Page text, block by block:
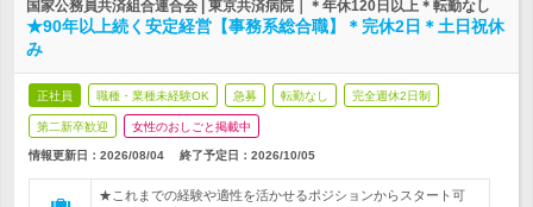
国家公務員共済組合連合会 | 東京共済病院｜＊年休120日以上＊転勤なし
★90年以上続く安定経営【事務系総合職】＊完休2日＊土日祝休
み
正社員 職種・業種未経験OK 急募 転勤なし 完全週休2日制
第二新卒歓迎 女性のおしごと掲載中
情報更新日：2026/08/04 終了予定日： 2026/10/05
★これまでの経験や適性を活かせるポジションからスタート可